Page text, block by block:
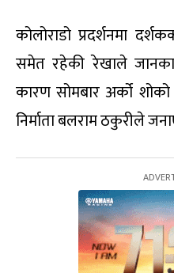
कोलोराडो प्रदर्शनमा
समेत रहेकी रेखाले
कारण सोमबार अर्को
निर्माता बलराम ठकुरीले